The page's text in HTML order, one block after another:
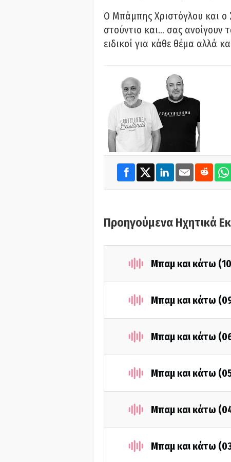
O Μπάμπης Χριστόγλου και
στούντιο και… σας ανοίγουν
ειδικοί για κάθε θέμα αλλά
Προηγούμενα Ηχητικά
Μπαμ και κάτω
Μπαμ και κάτω
Μπαμ και κάτω
Μπαμ και κάτω
Μπαμ και κάτω
Μπαμ και κάτω